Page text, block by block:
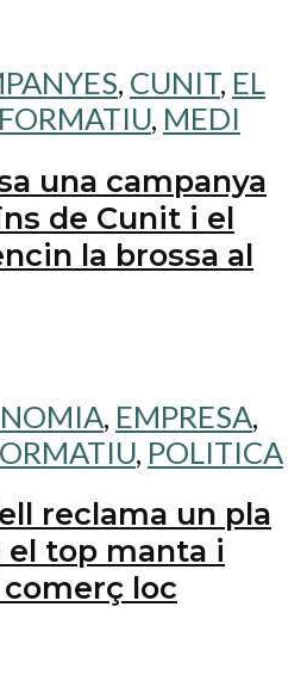
, CUNIT, EL
, MEDI
una campanya
de Cunit i el
la brossa al
, EMPRESA,
, POLITICA
reclama un pla
el top manta i
loc